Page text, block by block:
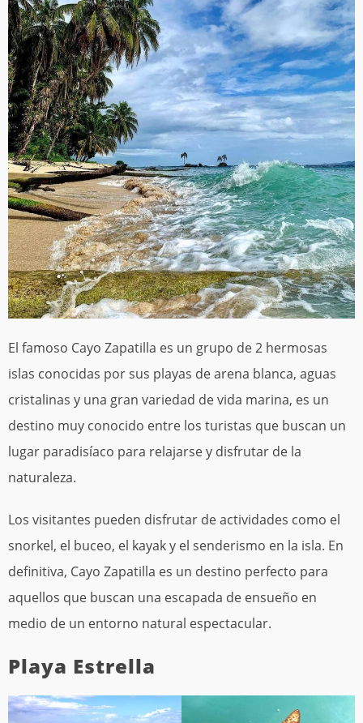
El famoso Cayo Zapatilla es un grupo de 2 hermosas
islas conocidas por sus playas de arena blanca, aguas
cristalinas y una gran variedad de vida marina, es un
destino muy conocido entre los turistas que buscan un
lugar paradisíaco para relajarse y disfrutar de la
naturaleza.
Los visitantes pueden disfrutar de actividades como el
snorkel, el buceo, el kayak y el senderismo en la isla. En
definitiva, Cayo Zapatilla es un destino perfecto para
aquellos que buscan una escapada de ensueño en
medio de un entorno natural espectacular.
Playa Estrella